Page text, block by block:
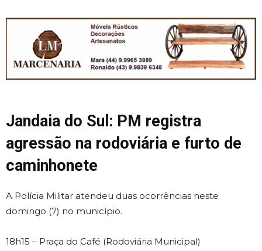
Jandaia do Sul: PM registra
agressão na rodoviária e furto de
caminhonete
A Polícia Militar atendeu duas ocorrências neste
domingo (7) no município.
18h15 – Praça do Café (Rodoviária Municipal)